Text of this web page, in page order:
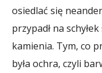
osiedlać się
przypadł na
kamienia. Tym, co
była ochra, czyli